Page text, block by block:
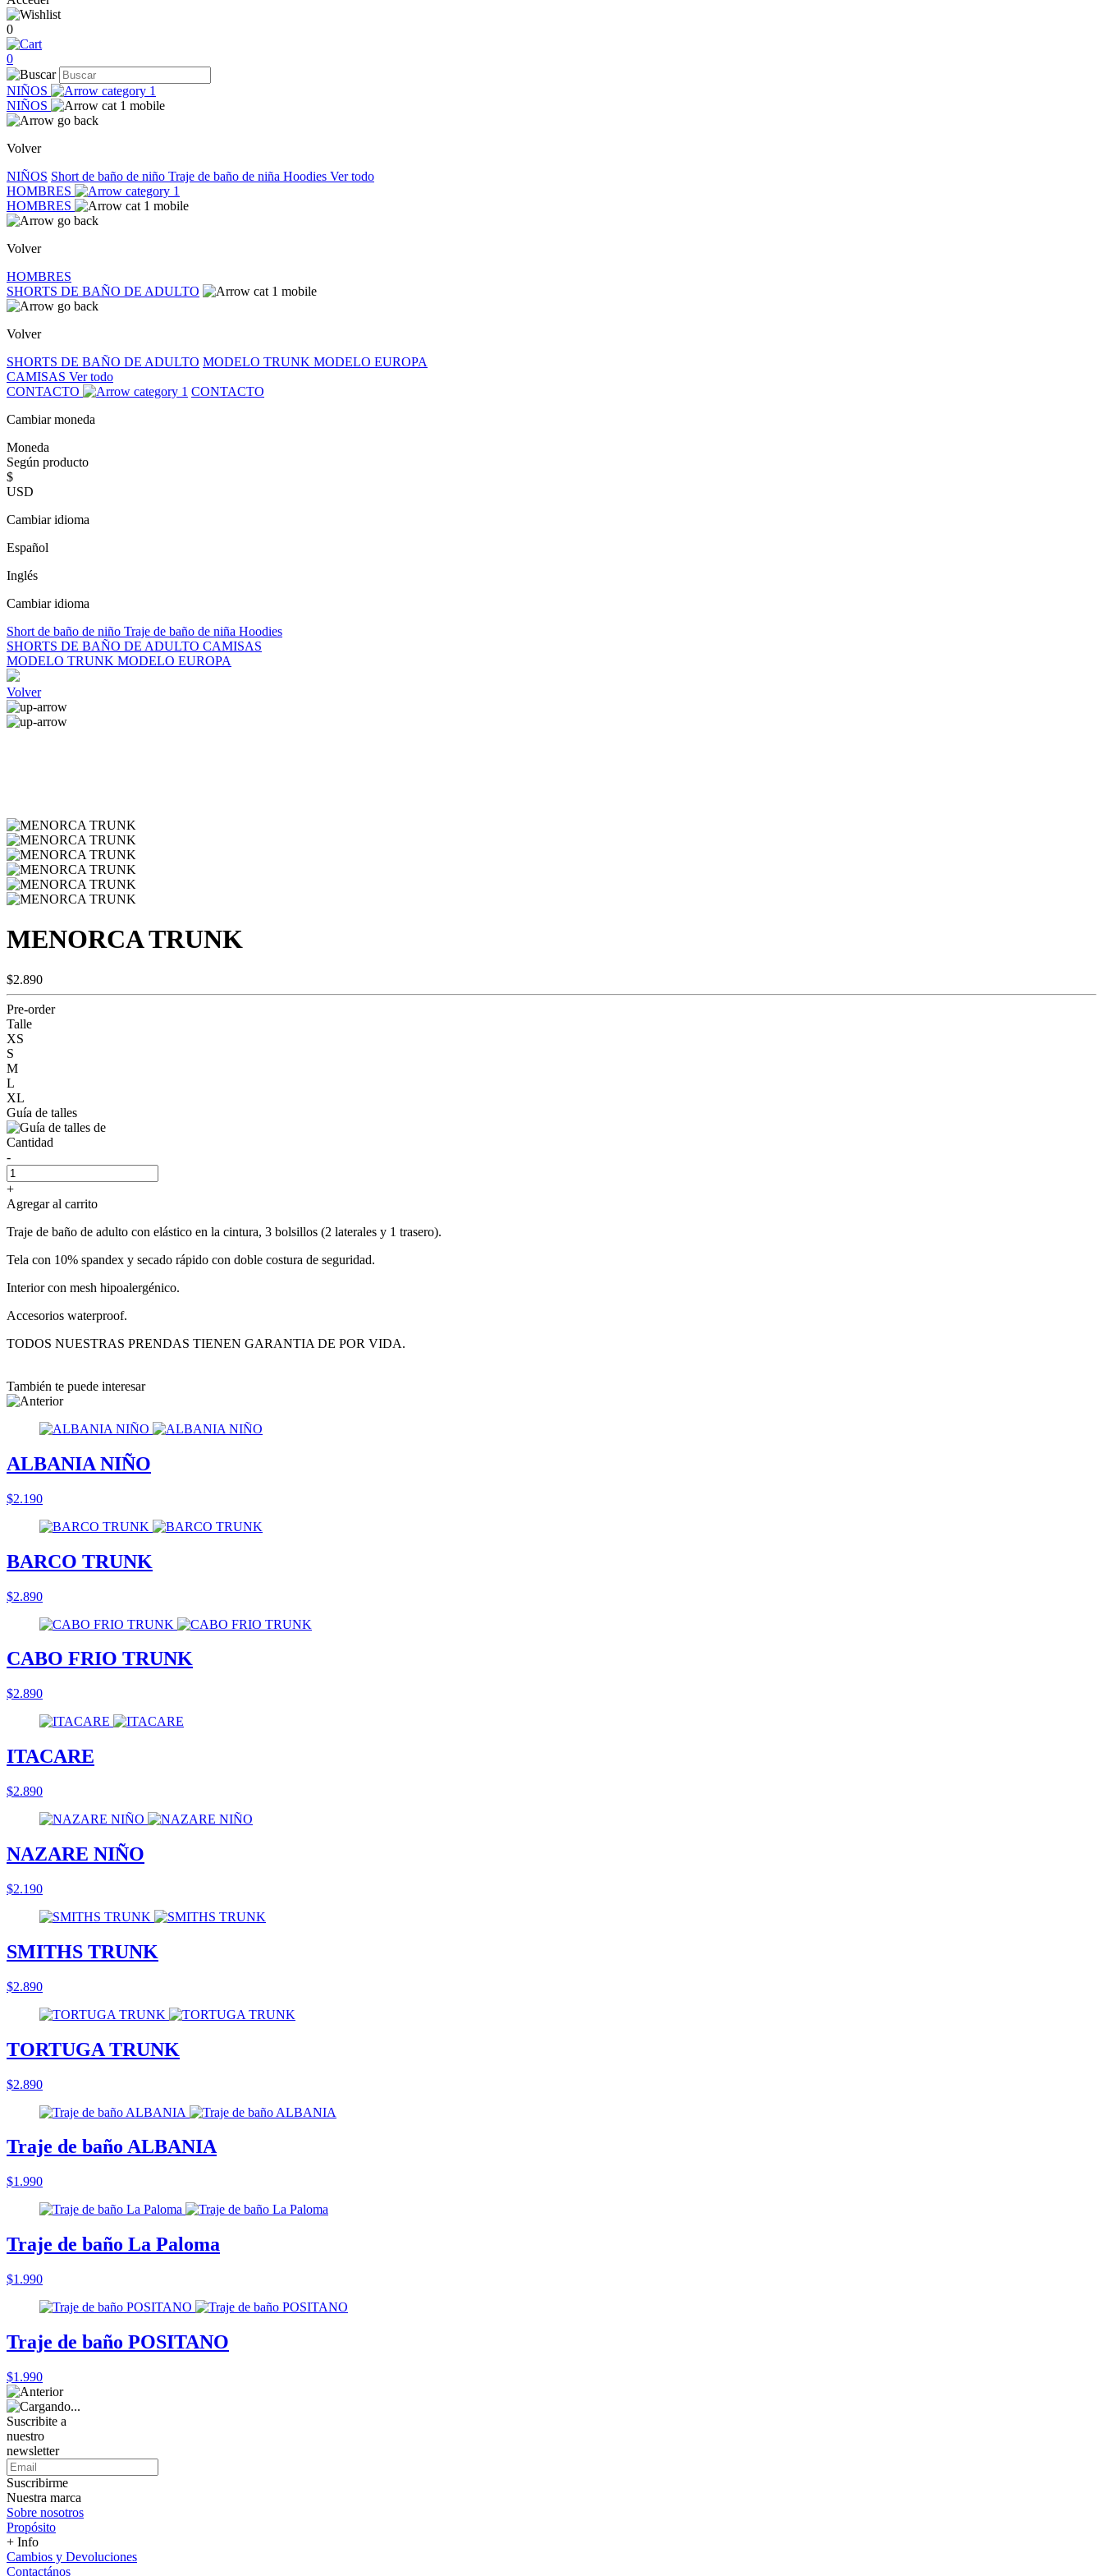
0
0
NIÑOS
NIÑOS
Volver
NIÑOS Short de baño de niño Traje de baño de niña Hoodies Ver todo
HOMBRES
HOMBRES
Volver
HOMBRES
SHORTS DE BAÑO DE ADULTO
Volver
SHORTS DE BAÑO DE ADULTO MODELO TRUNK MODELO EUROPA
CAMISAS Ver todo
CONTACTO
CONTACTO
Cambiar moneda
Moneda
Según producto
$
USD
Cambiar idioma
Español
Inglés
Cambiar idioma
Short de baño de niño Traje de baño de niña Hoodies
SHORTS DE BAÑO DE ADULTO CAMISAS
MODELO TRUNK MODELO EUROPA
Volver
MENORCA TRUNK
$2.890
Pre-order
Talle
XS
S
M
L
XL
Guía de talles
Cantidad
-
+
Agregar al carrito
Traje de baño de adulto con elástico en la cintura, 3 bolsillos (2 laterales y 1 trasero).
Tela con 10% spandex y secado rápido con doble costura de seguridad.
Interior con mesh hipoalergénico.
Accesorios waterproof.
TODOS NUESTRAS PRENDAS TIENEN GARANTIA DE POR VIDA.
También te puede interesar
ALBANIA NIÑO
$2.190
BARCO TRUNK
$2.890
CABO FRIO TRUNK
$2.890
ITACARE
$2.890
NAZARE NIÑO
$2.190
SMITHS TRUNK
$2.890
TORTUGA TRUNK
$2.890
Traje de baño ALBANIA
$1.990
Traje de baño La Paloma
$1.990
Traje de baño POSITANO
$1.990
Suscribite a
nuestro
newsletter
Suscribirme
Nuestra marca
Sobre nosotros
Propósito
+ Info
Cambios y Devoluciones
Contactános